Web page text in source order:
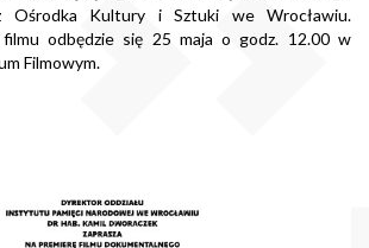
Ośrodka Kultury i Sztuki we Wrocławiu.
filmu odbędzie się 25 maja o godz. 12.00 w
Filmowym.